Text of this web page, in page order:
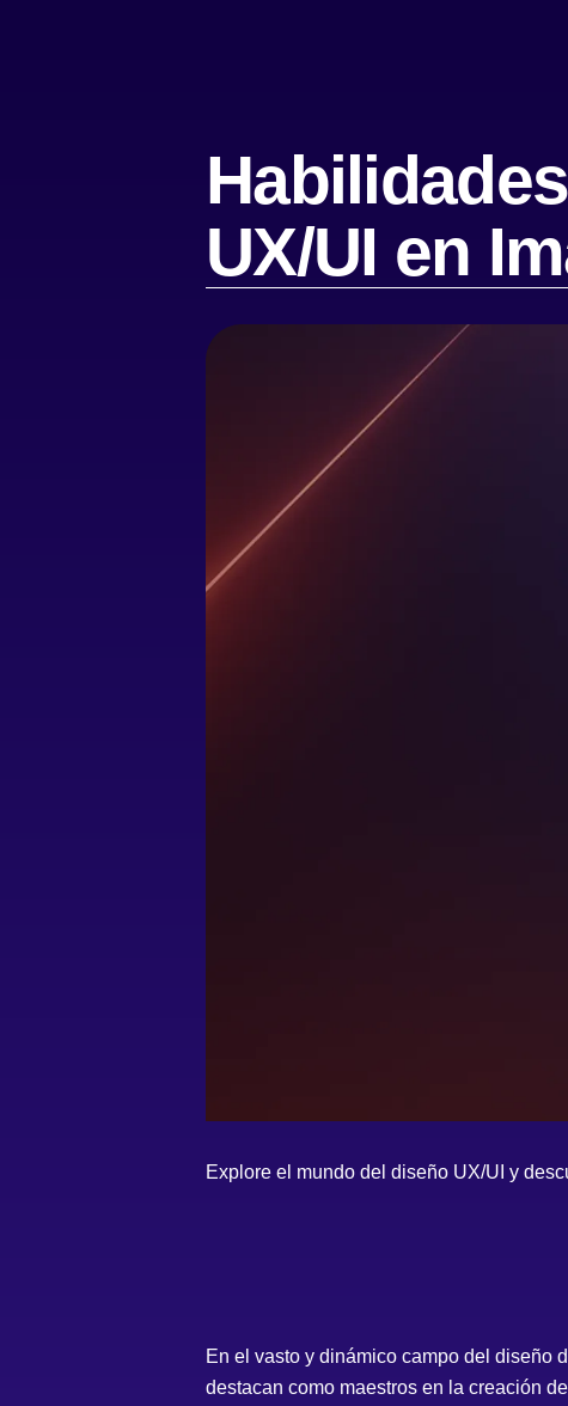
UX/UI en
Explore el mundo del diseño UX/UI y
En el vasto y dinámico campo del diseño
destacan como maestros en la creación